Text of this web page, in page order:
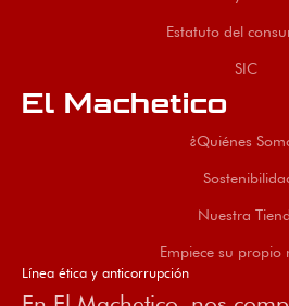
Estatuto del
SIC
El Machetico
¿Quiénes
Nuestra
Empiece su propio
Línea ética y anticorrupción